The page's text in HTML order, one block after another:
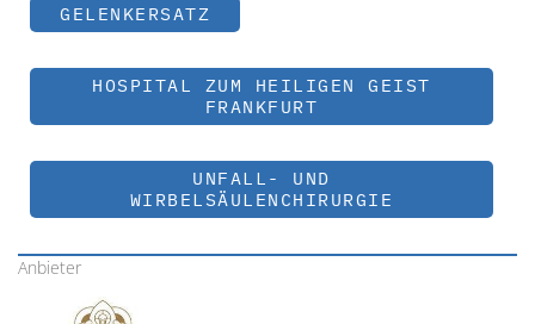
GELENKERSATZ
HOSPITAL ZUM HEILIGEN GEIST
FRANKFURT
UNFALL- UND
WIRBELSÄULENCHIRURGIE
Anbieter